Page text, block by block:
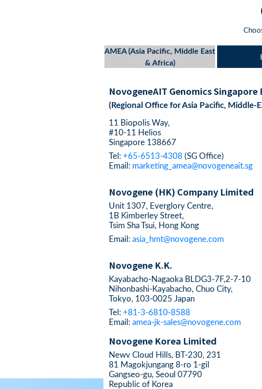
AMEA (Asia Pacific, Middle East
& Africa)
NovogeneAIT Genomics Singapore
(Regional Office for Asia Pacific, Middle-
11 Biopolis Way,
#10-11 Helios
Singapore 138667
Tel: +65-6513-4308 (SG Office)
Email: marketing_amea@novogeneait.sg
Novogene (HK) Company Limited
Unit 1307, Everglory Centre,
1B Kimberley Street,
Tsim Sha Tsui, Hong Kong
Email: asia_hmt@novogene.com
Novogene K.K.
Kayabacho-Nagaoka BLDG3-7F,2-7-10
Nihonbashi-Kayabacho, Chuo City,
Tokyo, 103-0025 Japan
Tel: +81-3-6810-8588
Email: amea-jk-sales@novogene.com
Novogene Korea Limited
Newv Cloud Hills, BT-230, 231
81 Magokjungang 8-ro 1-gil
Gangseo-gu, Seoul 07790
Republic of Korea